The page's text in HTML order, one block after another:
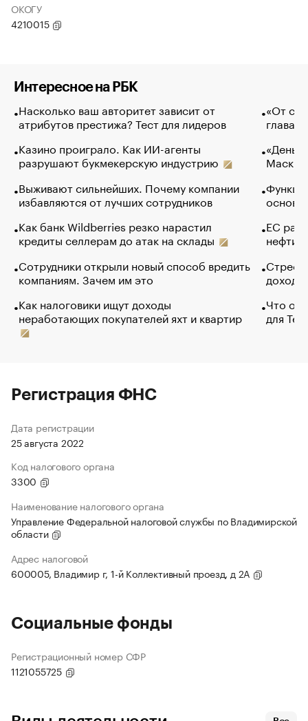
ОКОГУ
4210015
Интересное на РБК
Насколько ваш авторитет зависит от
атрибутов престижа? Тест для лидеров
Казино проиграло. Как ИИ-агенты
разрушают букмекерскую индустрию
Выживают сильнейших. Почему компании
избавляются от лучших сотрудников
Как банк Wildberries резко нарастил
кредиты селлерам до атак на склады
Сотрудники открыли новый способ вредить
компаниям. Зачем им это
Как налоговики ищут доходы
неработающих покупателей яхт и квартир
«От
глава
Маск в
основ
ЕС
нефти
Что
для
Регистрация ФНС
Дата регистрации
25 августа 2022
Код налогового органа
3300
Наименование налогового органа
Управление Федеральной налоговой службы по Владимирской
области
Адрес налоговой
600005, Владимир г, 1-й Коллективный проезд, д 2А
Социальные фонды
Регистрационный номер СФР
1121055725